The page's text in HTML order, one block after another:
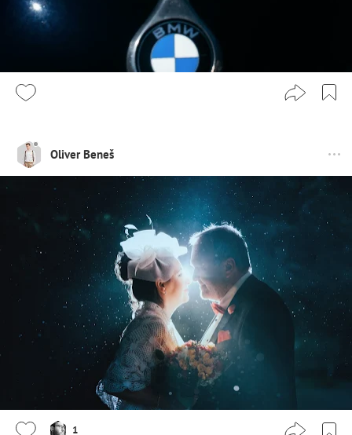
Oliver Beneš
1